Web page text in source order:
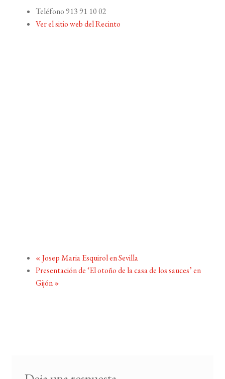
Teléfono 913 91 10 02
Ver el sitio web del Recinto
«Josep Maria Esquirol en Sevilla
Presentación de ‘El otoño de la casa de los sauces’ en
Gijón»